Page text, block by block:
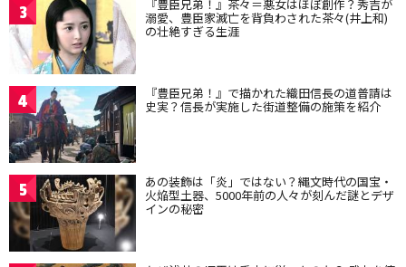
3 『豊臣兄弟！』茶々＝悪女はほぼ創作？秀吉が
溺愛、豊臣家滅亡を背負わされた茶々(井上和)
の壮絶すぎる生涯
4 『豊臣兄弟！』で描かれた織田信長の道普請は
史実？信長が実施した街道整備の施策を紹介
5 あの装飾は「炎」ではない？縄文時代の国宝・
火焔型土器、5000年前の人々が刻んだ謎とデザ
インの秘密